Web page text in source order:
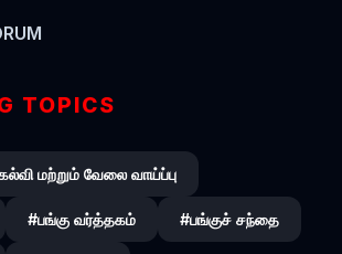
TOPICS
மற்றும் வேலை வாய்ப்பு
#பங்கு வர்த்தகம் #பங்குச் சந்தை